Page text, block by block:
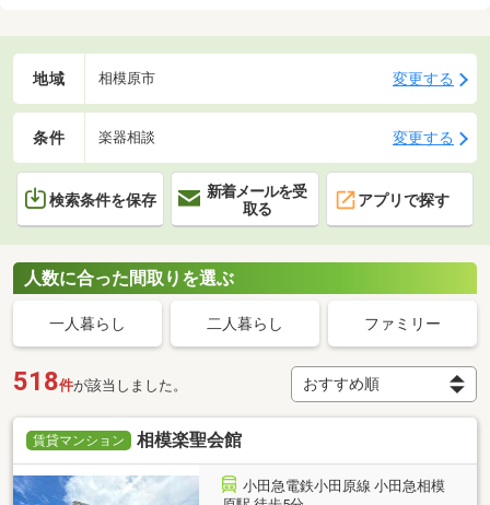
くことがおすすめです。
地域 相模原市 変更する
条件 楽器相談 変更する
検索条件を保存
新着メールを受
取る
アプリで探す
人数に合った間取りを選ぶ
一人暮らし 二人暮らし ファミリー
518件が該当しました。
賃貸マンション 相模楽聖会館
小田急電鉄小田原線 小田急相模